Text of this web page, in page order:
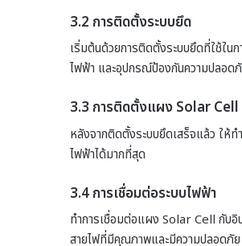
3.2 การติดตั้งระบบยึด
เริ่มต้นด้วยการติดตั้งระบบยึดที่ใช้ใน
ไฟฟ้า และอุปกรณ์ป้องกันความปลอด
3.3 การติดตั้งแผง Solar Cell
หลังจากติดตั้งระบบยึดเสร็จแล้ว ให้
ไฟฟ้าได้มากที่สุด
3.4 การเชื่อมต่อระบบไฟฟ้า
ทำการเชื่อมต่อแผง Solar Cell กับอิ
สายไฟที่มีคุณภาพและมีความปลอดภัย